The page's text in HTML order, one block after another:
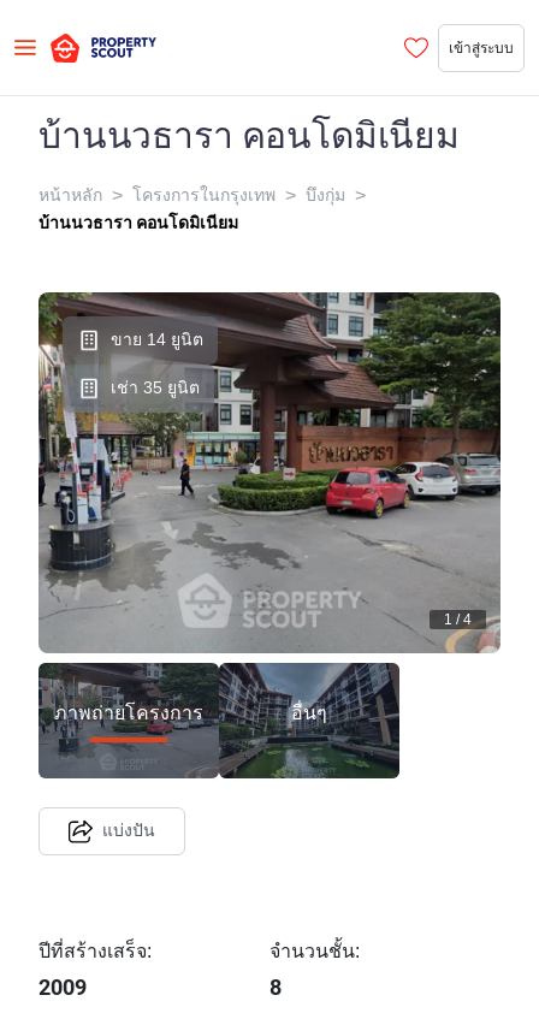
เข้าสู่ระบบ
บ้านนวธารา คอนโดมิเนียม
หน้าหลัก > โครงการในกรุงเทพ > บึงกุ่ม >
บ้านนวธารา คอนโดมิเนียม
ขาย 14 ยูนิต
เช่า 35 ยูนิต
1 /4
ภาพถ่ายโครงการ อื่นๆ
แบ่งปัน
ปีที่สร้างเสร็จ:
2009
จำนวนชั้น:
8